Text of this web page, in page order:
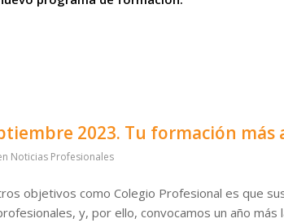
2023. Tu formación más
Noticias Profesionales
objetivos como Colegio Profesional es que
y, por ello, convocamos un año más